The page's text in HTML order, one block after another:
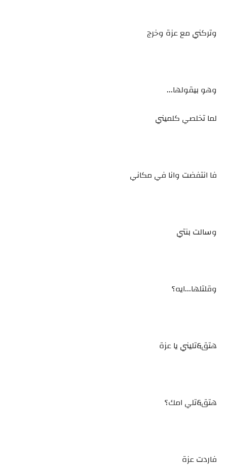
وتركني مع عزة وخرج
وهو بيقولها...
لما تخلصي كلميني
فا انتفضت وانا في مكاني
وسالت بنتي
وقلتلها...ايه؟
هتق&تليني يا عزة
هتق&تلي امك؟
فاردت عزة